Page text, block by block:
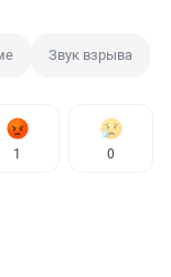
Звук взрыва
1 0